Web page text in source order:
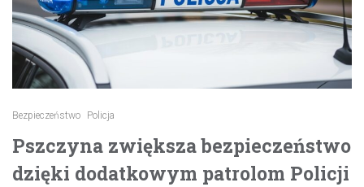
Bezpieczeństwo Policja
Pszczyna zwiększa bezpieczeństwo
dzięki dodatkowym patrolom Policji